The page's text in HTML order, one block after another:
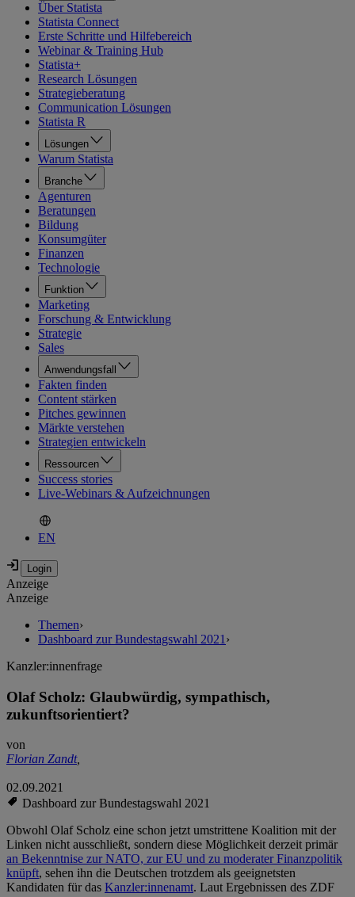
Über Statista
Statista Connect
Erste Schritte und Hilfebereich
Webinar & Training Hub
Statista+
Research Lösungen
Strategieberatung
Communication Lösungen
Statista R
Lösungen
Warum Statista
Branche
Agenturen
Beratungen
Bildung
Konsumgüter
Finanzen
Technologie
Funktion
Marketing
Forschung & Entwicklung
Strategie
Sales
Anwendungsfall
Fakten finden
Content stärken
Pitches gewinnen
Märkte verstehen
Strategien entwickeln
Ressourcen
Success stories
Live-Webinars & Aufzeichnungen
EN
Anzeige
Anzeige
Themen›
Dashboard zur Bundestagswahl 2021 ›
Kanzler:innenfrage
Olaf Scholz: Glaubwürdig, sympathisch,
zukunftsorientiert?
von
Florian Zandt,
02.09.2021
Dashboard zur Bundestagswahl 2021
Obwohl Olaf Scholz eine schon jetzt umstrittene Koalition mit der
Linken nicht ausschließt, sondern diese Möglichkeit derzeit primär
an Bekenntnise zur NATO, zur EU und zu moderater Finanzpolitik
knüpft, sehen ihn die Deutschen trotzdem als geeignetsten
Kandidaten für das Kanzler:innenamt. Laut Ergebnissen des ZDF